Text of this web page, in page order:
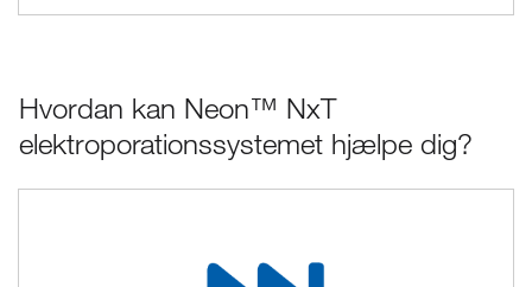
Hvordan kan Neon™ NxT
elektroporationssystemet hjælpe dig?